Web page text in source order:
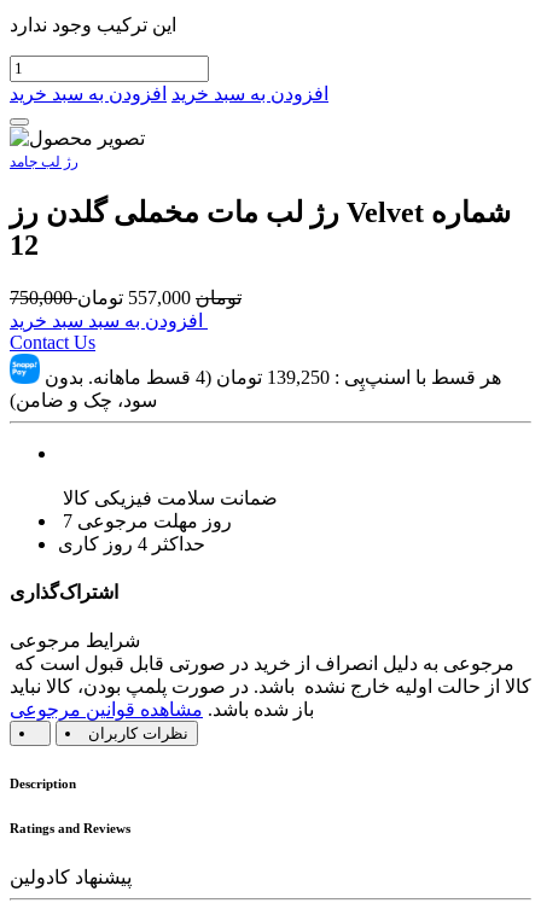
این ترکیب وجود ندارد
افزودن به سبد خرید افزودن به سبد خرید
رژ لب جامد
رژ لب مات مخملی گلدن رز Velvet شماره
12
750,000 تومان 557,000 تومان
Contact Us
هر قسط با اسنپ‌پِی : 139,250
تومان (4 قسط ماهانه. بدون
سود، چک و ضامن)
ضمانت سلامت فیزیکی کالا
7 روز مهلت مرجوعی
حداکثر 4 روز کاری
اشتراک‌گذاری
شرایط مرجوعی
کالا از حالت اولیه خارج نشده باشد. در صورت پلمپ بودن، کالا نباید
باز شده باشد. مشاهده قوانین مرجوعی
نظرات کاربران
Description
Ratings and Reviews
پیشنهاد کادولین